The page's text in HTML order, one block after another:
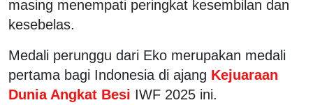
masing menempati peringkat kesembilan dan
kesebelas.
Medali perunggu dari Eko merupakan medali
pertama bagi Indonesia di ajang Kejuaraan
Dunia Angkat Besi IWF 2025 ini.